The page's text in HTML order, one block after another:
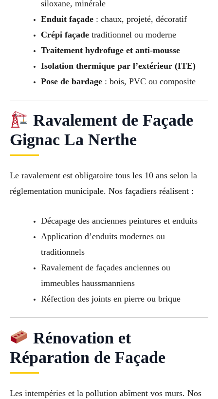
siloxane, minérale
Enduit façade: chaux, projeté, décoratif
Crépi façadetraditionnel ou moderne
Traitement hydrofuge et anti-mousse
Isolation thermique par l’extérieur (ITE)
Pose de bardage: bois, PVC ou composite
Ravalement de Façade
Gignac La Nerthe
Le ravalement est obligatoire tous les 10 ans selon la
réglementation municipale. Nos façadiers réalisent :
Décapage des anciennes peintures et enduits
Application d’enduits modernes ou
traditionnels
Ravalement de façades anciennes ou
immeubles haussmanniens
Réfection des joints en pierre ou brique
Rénovation et
Réparation de Façade
Les intempéries et la pollution abîment vos murs. Nos